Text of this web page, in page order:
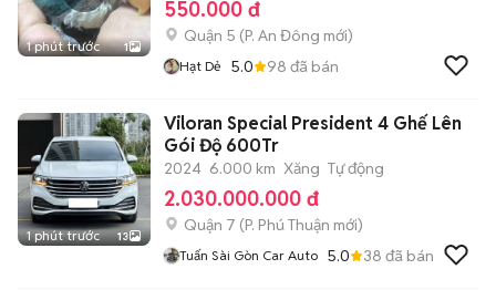
1 phút trước 1
550.000 đ
Quận 5 (P. An Đông mới)
Hạt Dẻ 5.0 98 đã bán
1 phút trước 13
Viloran Special President 4 Ghế Lên
Gói Độ 600Tr
2024 6.000 km Xăng Tự động
2.030.000.000 đ
Quận 7 (P. Phú Thuận mới)
Tuấn Sài Gòn Car Auto 5.0 38 đã bán